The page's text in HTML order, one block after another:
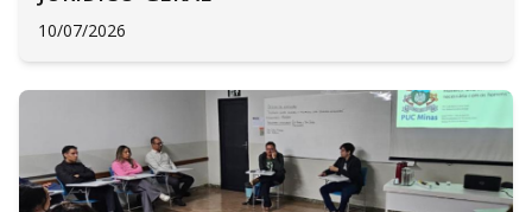
10/07/2026